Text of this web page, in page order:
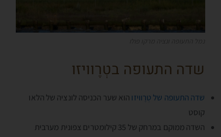
שדה התעופה בטְרֶוויזו
שדה התעופה של טְרֶוויזו הוא שער הכניסה לונציה של הלאו
קוסט
השדה ממוקם במרחק של 35 קילומטרים צפונית מערבית